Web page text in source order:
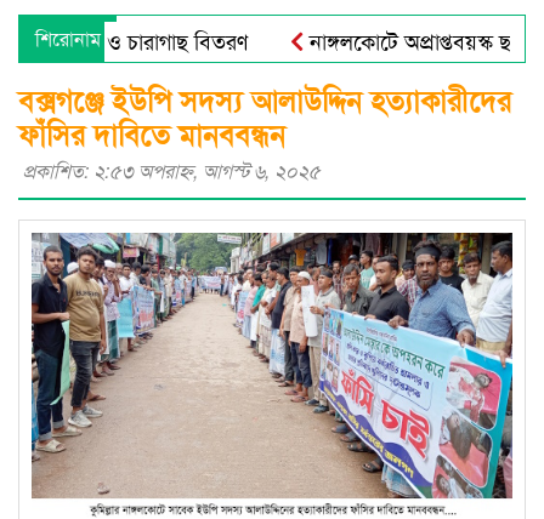
শিরোনামও চারাগাছ বিতরণ
নাঙ্গলকোটে অপ্রাপ্তবয়স্ক
এন্ড রুরাল ট্রান্সফরমেশন ফর নিউট্রিশন, এন্টারপ্রেনরশিপ এন্ড
বক্সগঞ্জে ইউপি সদস্য আলাউদ্দিন হত্যাকারীদের
ফাঁসির দাবিতে মানববন্ধন
প্রকাশিত: ২:৫৩ অপরাহ্ণ, আগস্ট ৬, ২০২৫